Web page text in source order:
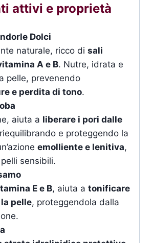
attivi e proprietà
Dolci
naturale, ricco di sali
A e B. Nutre, idrata e
pelle, prevenendo
e perdita di tono.
aiuta a liberare i pori dalle
e proteggendo la
emolliente e lenitiva,
sensibili.
E e B, aiuta a tonificare
pelle, proteggendola dalla